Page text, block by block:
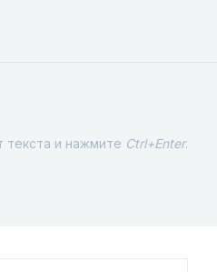
текста и нажмите Ctrl+Enter.